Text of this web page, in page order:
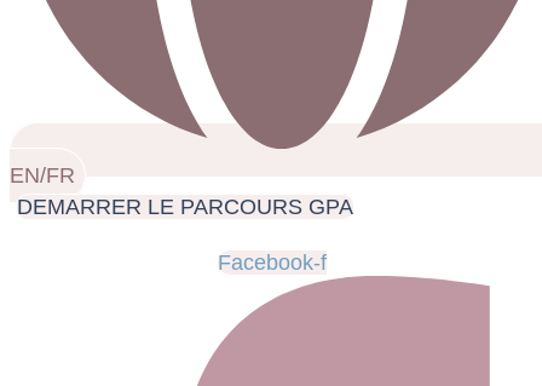
EN/FR
DEMARRER LE PARCOURS GPA
Facebook-f